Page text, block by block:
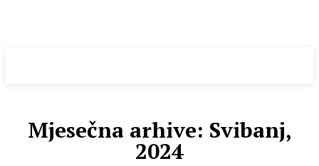
Mjesečna arhive: Svibanj,
2024